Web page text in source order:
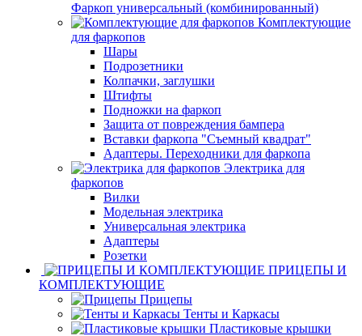
Фаркоп универсальный (комбинированный)
Комплектующие
для фаркопов
Шары
Подрозетники
Колпачки, заглушки
Штифты
Подножки на фаркоп
Защита от повреждения бампера
Вставки фаркопа "Съемный квадрат"
Адаптеры. Переходники для фаркопа
Электрика для
фаркопов
Вилки
Модельная электрика
Универсальная электрика
Адаптеры
Розетки
ПРИЦЕПЫ И
КОМПЛЕКТУЮЩИЕ
Прицепы
Тенты и Каркасы
Пластиковые крышки